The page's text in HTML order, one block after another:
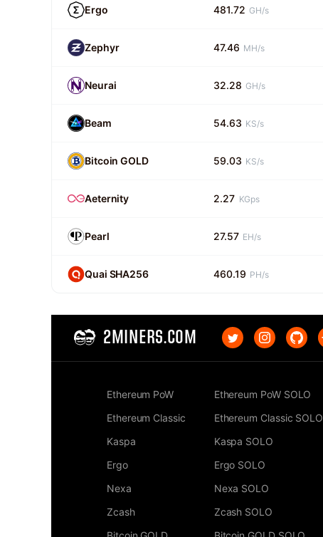
Ergo 481.72 GH/s
Zephyr 47.46 MH/s
Neurai 32.28 GH/s
Beam 54.63 KS/s
Bitcoin GOLD 59.03 KS/s
Aeternity 2.27 KGps
Pearl 27.57 EH/s
Quai SHA256 460.19 PH/s
2MINERS.COM
Ethereum PoW
Ethereum Classic
Kaspa
Ergo
Nexa
Zcash
Ethereum PoW SOLO
Ethereum Classic SOLO
Kaspa SOLO
Ergo SOLO
Nexa SOLO
Zcash SOLO